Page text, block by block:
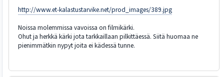
http://www.et-kalastustarvike.net/prod_images/389.jpg
Noissa molemmissa vavoissa on filmikärki.
Ohut ja herkkä kärki jota tarkkaillaan pilkittäessä. Siitä huomaa ne
pienimmätkin nypyt joita ei kädessä tunne.